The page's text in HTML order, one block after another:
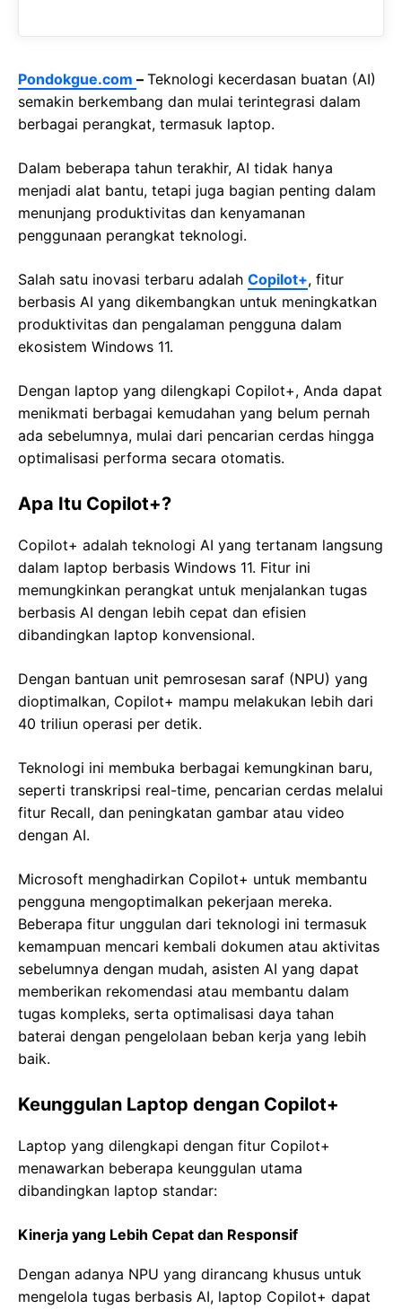
Pondokgue.com – Teknologi kecerdasan buatan (AI)
semakin berkembang dan mulai terintegrasi dalam
berbagai perangkat, termasuk laptop.
Dalam beberapa tahun terakhir, AI tidak hanya
menjadi alat bantu, tetapi juga bagian penting dalam
menunjang produktivitas dan kenyamanan
penggunaan perangkat teknologi.
Salah satu inovasi terbaru adalah Copilot+, fitur
berbasis AI yang dikembangkan untuk meningkatkan
produktivitas dan pengalaman pengguna dalam
ekosistem Windows 11.
Dengan laptop yang dilengkapi Copilot+, Anda dapat
menikmati berbagai kemudahan yang belum pernah
ada sebelumnya, mulai dari pencarian cerdas hingga
optimalisasi performa secara otomatis.
Apa Itu Copilot+?
Copilot+ adalah teknologi AI yang tertanam langsung
dalam laptop berbasis Windows 11. Fitur ini
memungkinkan perangkat untuk menjalankan tugas
berbasis AI dengan lebih cepat dan efisien
dibandingkan laptop konvensional.
Dengan bantuan unit pemrosesan saraf (NPU) yang
dioptimalkan, Copilot+ mampu melakukan lebih dari
40 triliun operasi per detik.
Teknologi ini membuka berbagai kemungkinan baru,
seperti transkripsi real-time, pencarian cerdas melalui
fitur Recall, dan peningkatan gambar atau video
dengan AI.
Microsoft menghadirkan Copilot+ untuk membantu
pengguna mengoptimalkan pekerjaan mereka.
Beberapa fitur unggulan dari teknologi ini termasuk
kemampuan mencari kembali dokumen atau aktivitas
sebelumnya dengan mudah, asisten AI yang dapat
memberikan rekomendasi atau membantu dalam
tugas kompleks, serta optimalisasi daya tahan
baterai dengan pengelolaan beban kerja yang lebih
baik.
Keunggulan Laptop dengan Copilot+
Laptop yang dilengkapi dengan fitur Copilot+
menawarkan beberapa keunggulan utama
dibandingkan laptop standar:
Kinerja yang Lebih Cepat dan Responsif
Dengan adanya NPU yang dirancang khusus untuk
mengelola tugas berbasis AI, laptop Copilot+ dapat